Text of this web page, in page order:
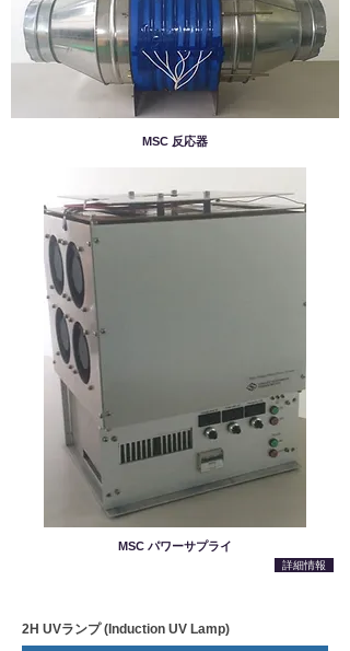
MSC 反応器
MSC パワーサプライ
詳細情報
2H UVランプ (Induction UV Lamp)